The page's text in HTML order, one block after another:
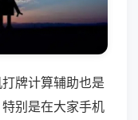
牌计算辅助也是
别是在大家手机